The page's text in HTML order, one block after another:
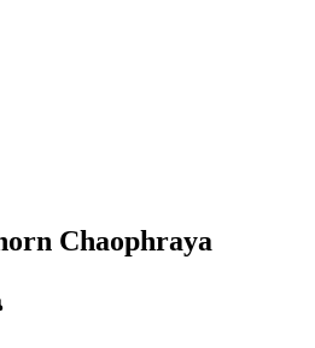
Chaophraya